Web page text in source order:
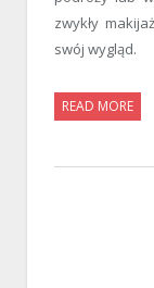
zwykły
swój wygląd.
READ MORE